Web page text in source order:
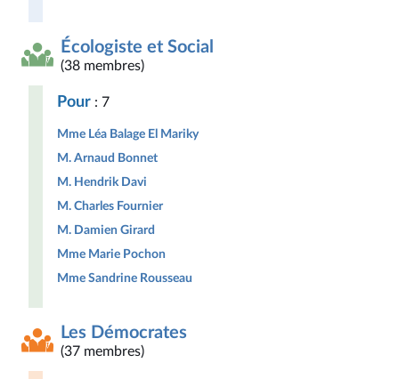
Écologiste et Social
(38 membres)
Pour : 7
Mme Léa Balage El Mariky
M. Arnaud Bonnet
M. Hendrik Davi
M. Charles Fournier
M. Damien Girard
Mme Marie Pochon
Mme Sandrine Rousseau
Les Démocrates
(37 membres)